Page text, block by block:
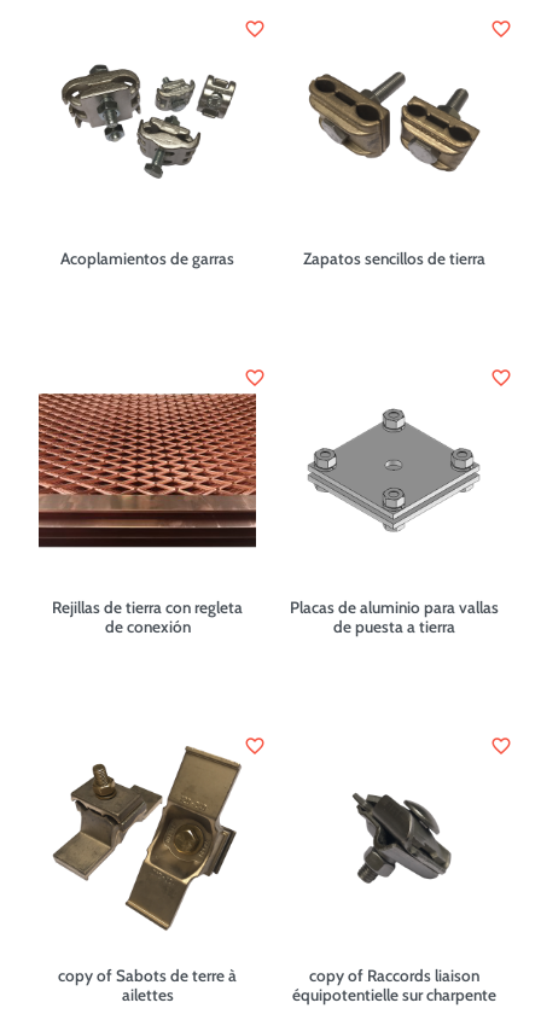
Acoplamientos de garras
favorite_border
Zapatos sencillos de tierra
favorite_border
Rejillas de tierra con regleta
de conexión
favorite_border
Placas de aluminio para vallas
de puesta a tierra
favorite_border
copy of Sabots de terre à
ailettes
favorite_border
copy of Raccords liaison
équipotentielle sur charpente
favorite_border